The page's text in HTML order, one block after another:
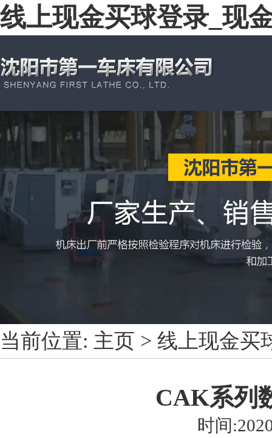
线上现金买球登录_现
当前位置: 主页 > 线上现金买
CAK系列
时间